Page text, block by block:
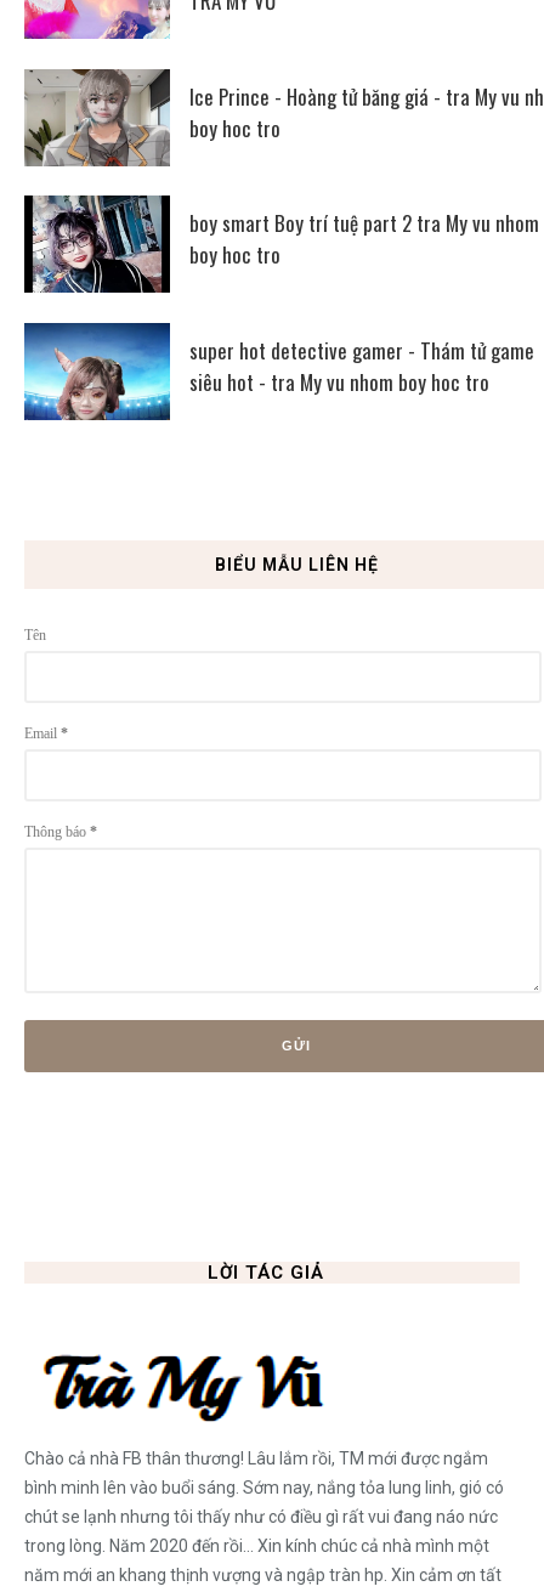
Ice Prince - Hoàng tử băng giá - tra My vu
boy hoc tro
boy smart Boy trí tuệ part 2 tra My vu nhom
boy hoc tro
super hot detective gamer - Thám tử game
siêu hot - tra My vu nhom boy hoc tro
BIỂU MẪU LIÊN HỆ
Tên
Email *
Thông báo *
LỜI TÁC GIẢ
Chào cả nhà FB thân thương! Lâu lắm rồi, TM mới được ngắm
bình minh lên vào buổi sáng. Sớm nay, nắng tỏa lung linh, gió có
chút se lạnh nhưng tôi thấy như có điều gì rất vui đang náo nức
trong lòng. Năm 2020 đến rồi... Xin kính chúc cả nhà mình một
năm mới an khang thịnh vượng và ngập tràn hp. Xin cảm ơn tất